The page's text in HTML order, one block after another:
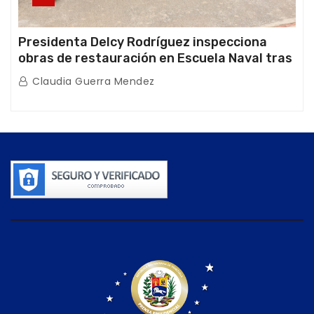
Presidenta Delcy Rodríguez inspecciona
obras de restauración en Escuela Naval tras
afectaciones sísmicas en La Guaira
Claudia Guerra Mendez